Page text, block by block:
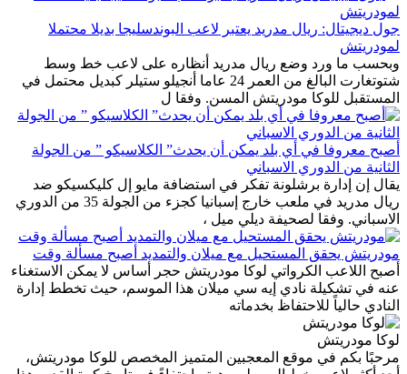
جول ديجيتال: ريال مدريد يعتبر لاعب البوندسليجا بديلا محتملا
لمودريتش
وبحسب ما ورد وضع ريال مدريد أنظاره على لاعب خط وسط
شتوتغارت البالغ من العمر 24 عاما أنجيلو ستيلر كبديل محتمل في
المستقبل للوكا مودريتش المسن. وفقا ل
أصبح معروفا في أي بلد يمكن أن يحدث” الكلاسيكو ” من الجولة
الثانية من الدوري الاسباني
يقال إن إدارة برشلونة تفكر في استضافة مايو إل كليكسيكو ضد
ريال مدريد في ملعب خارج إسبانيا كجزء من الجولة 35 من الدوري
الاسباني. وفقا لصحيفة ديلي ميل ،
مودريتش يحقق المستحيل مع ميلان والتمديد أصبح مسألة وقت
أصبح اللاعب الكرواتي لوكا مودريتش حجر أساس لا يمكن الاستغناء
عنه في تشكيلة نادي إيه سي ميلان هذا الموسم، حيث تخطط إدارة
النادي حالياً للاحتفاظ بخدماته
لوكا مودريتش
مرحبًا بكم في موقع المعجبين المتميز المخصص للوكا مودريتش،